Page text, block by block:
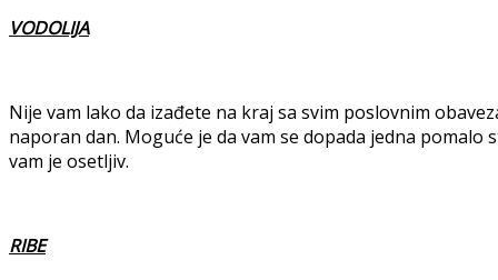
VODOLIJA
Nije vam lako da izađete na kraj sa svim poslovnim
naporan dan. Moguće je da vam se dopada jedna pomalo
vam je osetljiv.
RIBE